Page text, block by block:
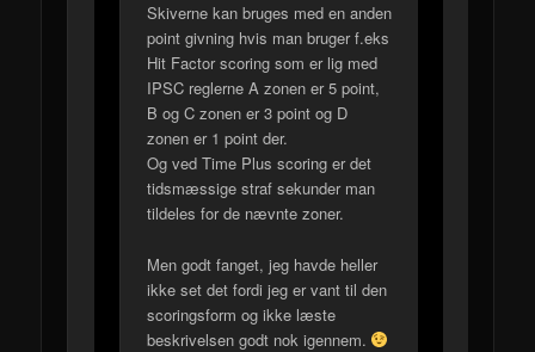
Skiverne kan bruges med en anden
point givning hvis man bruger f.eks
Hit Factor scoring som er lig med
IPSC reglerne A zonen er 5 point,
B og C zonen er 3 point og D
zonen er 1 point der.
Og ved Time Plus scoring er det
tidsmæssige straf sekunder man
tildeles for de nævnte zoner.
Men godt fanget, jeg havde heller
ikke set det fordi jeg er vant til den
scoringsform og ikke læste
beskrivelsen godt nok igennem.